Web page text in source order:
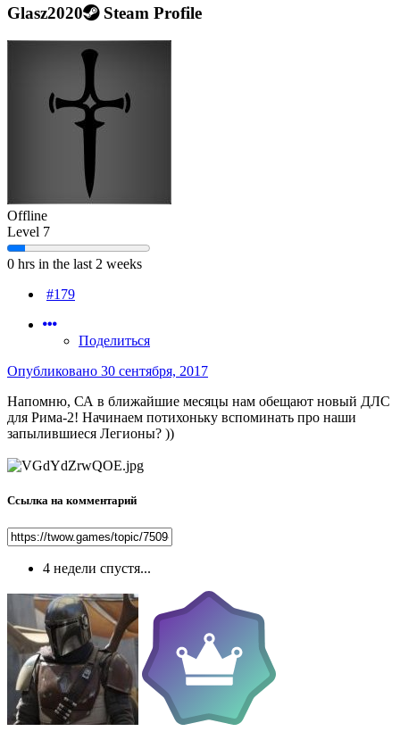
Glasz2020 Steam Profile
Offline
Level 7
0 hrs in the last 2 weeks
#179
Поделиться
Опубликовано 30 сентября, 2017
Напомню, СА в ближайшие месяцы нам обещают новый ДЛС
для Рима-2! Начинаем потихоньку вспоминать про наши
запылившиеся Легионы? ))
Ссылка на комментарий
4 недели спустя...